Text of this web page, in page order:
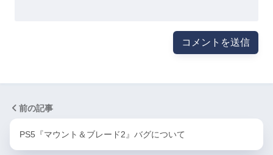
前の記事
PS5『マウント＆ブレード2』バグについて